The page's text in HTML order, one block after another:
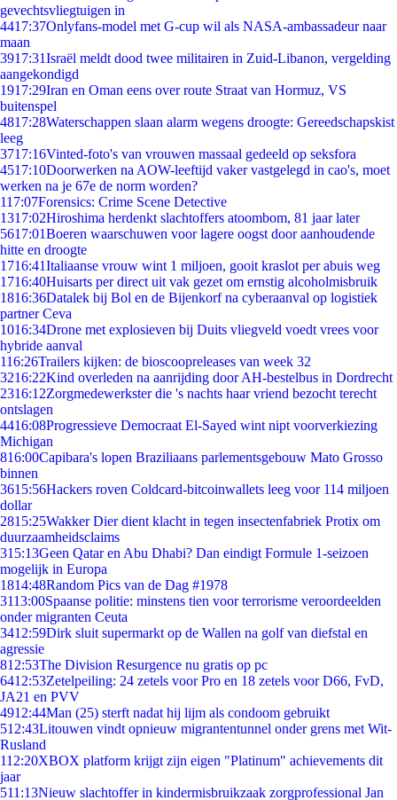
gevechtsvliegtuigen in
4417:37Onlyfans-model met G-cup wil als NASA-ambassadeur naar
maan
3917:31Israël meldt dood twee militairen in Zuid-Libanon, vergelding
aangekondigd
1917:29Iran en Oman eens over route Straat van Hormuz, VS
buitenspel
4817:28Waterschappen slaan alarm wegens droogte: Gereedschapskist
leeg
3717:16Vinted-foto's van vrouwen massaal gedeeld op seksfora
4517:10Doorwerken na AOW-leeftijd vaker vastgelegd in cao's, moet
werken na je 67e de norm worden?
117:07Forensics: Crime Scene Detective
1317:02Hiroshima herdenkt slachtoffers atoombom, 81 jaar later
5617:01Boeren waarschuwen voor lagere oogst door aanhoudende
hitte en droogte
1716:41Italiaanse vrouw wint 1 miljoen, gooit kraslot per abuis weg
1716:40Huisarts per direct uit vak gezet om ernstig alcoholmisbruik
1816:36Datalek bij Bol en de Bijenkorf na cyberaanval op logistiek
partner Ceva
1016:34Drone met explosieven bij Duits vliegveld voedt vrees voor
hybride aanval
116:26Trailers kijken: de bioscoopreleases van week 32
3216:22Kind overleden na aanrijding door AH-bestelbus in Dordrecht
2316:12Zorgmedewerkster die 's nachts haar vriend bezocht terecht
ontslagen
4416:08Progressieve Democraat El-Sayed wint nipt voorverkiezing
Michigan
816:00Capibara's lopen Braziliaans parlementsgebouw Mato Grosso
binnen
3615:56Hackers roven Coldcard-bitcoinwallets leeg voor 114 miljoen
dollar
2815:25Wakker Dier dient klacht in tegen insectenfabriek Protix om
duurzaamheidsclaims
315:13Geen Qatar en Abu Dhabi? Dan eindigt Formule 1-seizoen
mogelijk in Europa
1814:48Random Pics van de Dag #1978
3113:00Spaanse politie: minstens tien voor terrorisme veroordeelden
onder migranten Ceuta
3412:59Dirk sluit supermarkt op de Wallen na golf van diefstal en
agressie
812:53The Division Resurgence nu gratis op pc
6412:53Zetelpeiling: 24 zetels voor Pro en 18 zetels voor D66, FvD,
JA21 en PVV
4912:44Man (25) sterft nadat hij lijm als condoom gebruikt
512:43Litouwen vindt opnieuw migrantentunnel onder grens met Wit-
Rusland
112:20XBOX platform krijgt zijn eigen "Platinum" achievements dit
jaar
511:13Nieuw slachtoffer in kindermisbruikzaak zorgprofessional Jan